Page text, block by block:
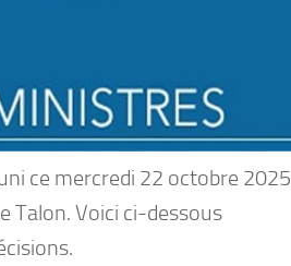
ce mercredi 22 octobre 2025
Talon. Voici ci-dessous